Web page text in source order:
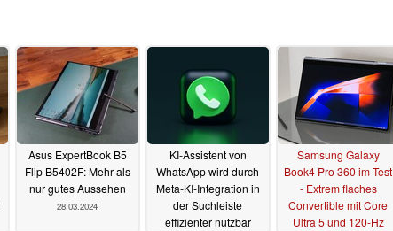
Asus ExpertBook B5
Flip B5402F: Mehr als
nur gutes Aussehen
28.03.2024
KI-Assistent von
WhatsApp wird durch
Meta-KI-Integration in
der Suchleiste
effizienter nutzbar
Samsung Galaxy
Book4 Pro 360 im Test
- Extrem flaches
Convertible mit Core
Ultra 5 und 120-Hz